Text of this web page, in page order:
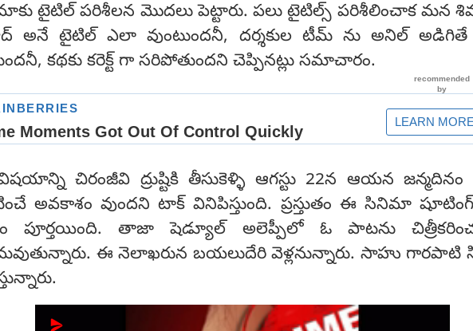
టైటిల్ పరిశీలన మొదలు పెట్టారు. పలు టైటిల్స్ పరిశీలించాక మన
అనే టైటిల్ ఎలా వుంటుందనీ, దర్శకుల టీమ్ ను అనిల్
కథకు కరెక్ట్ గా సరిపోతుందని చెప్పినట్లు సమాచారం.
చిరంజీవి ద్రుష్టికి తీసుకెళ్ళి ఆగస్టు 22న ఆయన జన్మదినం
అవకాశం వుందని టాక్ వినిపిస్తుంది. ప్రస్తుతం ఈ సినిమా
పూర్తయింది. తాజా షెడ్యూల్ అలెప్పీలో ఓ పాటను
ఈ నెలాఖరున బయలుదేరి వెళ్లనున్నారు. సాహు